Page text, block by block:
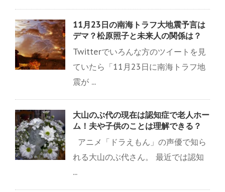
11月23日の南海トラフ大地震予言は
デマ？松原照子と未来人の関係は？
Twitterでいろんな方のツイートを見
ていたら「11月23日に南海トラフ地
震が ...
大山のぶ代の現在は認知症で老人ホー
ム！夫や子供のことは理解できる？
アニメ「ドラえもん」の声優で知ら
れる大山のぶ代さん。 最近では認知
...